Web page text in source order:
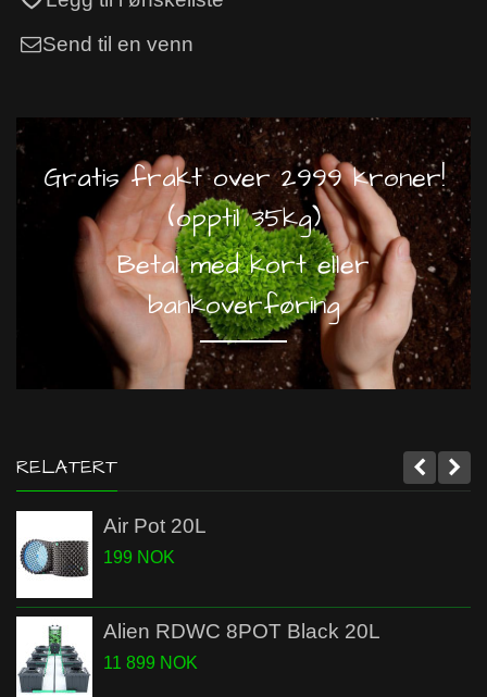
Send til en venn
Gratis frakt over 2999 kroner!
(opptil 35kg)
Betal med kort eller
bankoverføring
RELATERT
Air Pot 20L
199 NOK
Alien RDWC 8POT Black 20L
11 899 NOK